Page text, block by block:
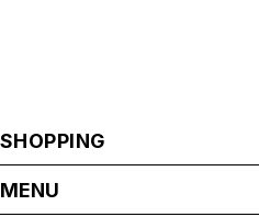
SHOPPING
MENU